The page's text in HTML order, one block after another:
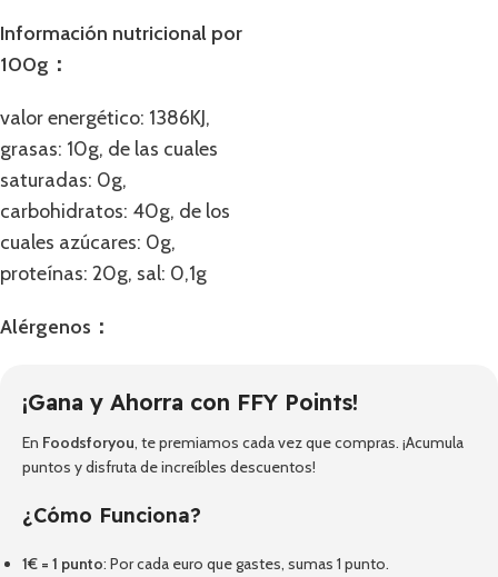
Información nutricional por
100g：
valor energético: 1386KJ,
grasas: 10g, de las cuales
saturadas: 0g,
carbohidratos: 40g, de los
cuales azúcares: 0g,
proteínas: 20g, sal: 0,1g
Alérgenos：
¡Gana y Ahorra con FFY Points!
En Foodsforyou, te premiamos cada vez que compras. ¡Acumula
puntos y disfruta de increíbles descuentos!
¿Cómo Funciona?
1€ = 1 punto: Por cada euro que gastes, sumas 1 punto.